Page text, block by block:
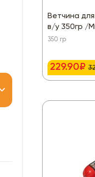
Ветчина
в/у 350гр /
350 гр
229.90₽